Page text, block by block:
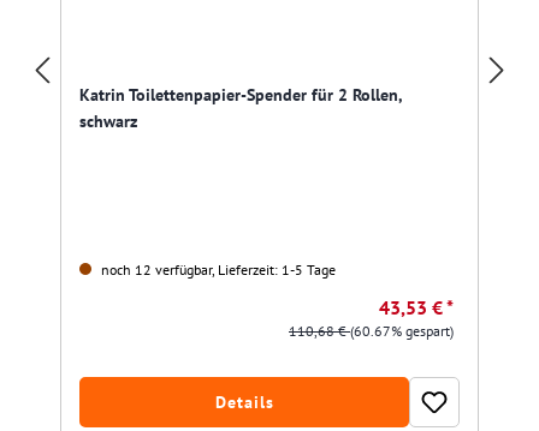
Katrin Toilettenpapier-Spender für 2 Rollen,
schwarz
noch 12 verfügbar, Lieferzeit: 1-5 Tage
43,53 € *
110,68 €(60.67% gespart)
Details